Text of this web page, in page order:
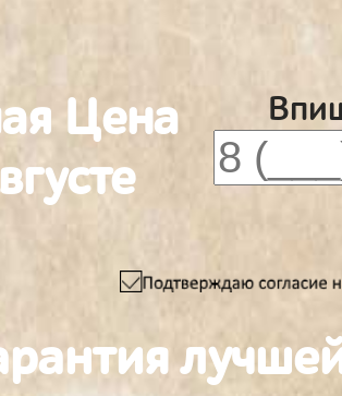
Цена